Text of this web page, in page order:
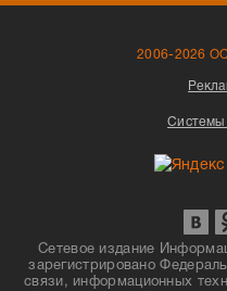
2006-2026
Системы
Сетевое издание
зарегистрировано
связи, информационных